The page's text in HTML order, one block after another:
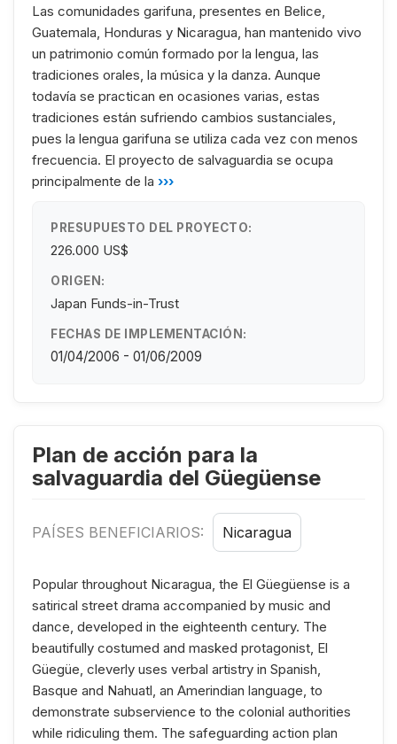
Las comunidades garifuna, presentes en Belice,
Guatemala, Honduras y Nicaragua, han mantenido vivo
un patrimonio común formado por la lengua, las
tradiciones orales, la música y la danza. Aunque
todavía se practican en ocasiones varias, estas
tradiciones están sufriendo cambios sustanciales,
pues la lengua garifuna se utiliza cada vez con menos
frecuencia. El proyecto de salvaguardia se ocupa
principalmente de la ›››
PRESUPUESTO DEL PROYECTO:
226.000 US$
ORIGEN:
Japan Funds-in-Trust
FECHAS DE IMPLEMENTACIÓN:
01/04/2006 - 01/06/2009
Plan de acción para la
salvaguardia del Güegüense
PAÍSES BENEFICIARIOS: Nicaragua
Popular throughout Nicaragua, the El Güegüense is a
satirical street drama accompanied by music and
dance, developed in the eighteenth century. The
beautifully costumed and masked protagonist, El
Güegüe, cleverly uses verbal artistry in Spanish,
Basque and Nahuatl, an Amerindian language, to
demonstrate subservience to the colonial authorities
while ridiculing them. The safeguarding action plan